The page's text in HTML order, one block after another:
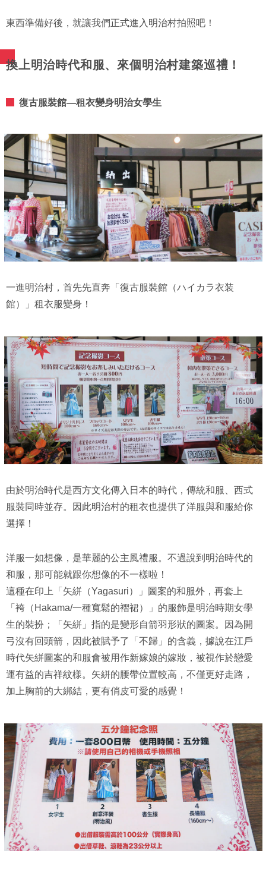
東西準備好後，就讓我們正式進入明治村拍照吧！
換上明治時代和服、來個明治村建築巡禮！
復古服裝館—租衣變身明治女學生
一進明治村，首先先直奔「復古服裝館（ハイカラ衣装
館）」租衣服變身！
由於明治時代是西方文化傳入日本的時代，傳統和服、西式
服裝同時並存。因此明治村的租衣也提供了洋服與和服給你
選擇！
洋服一如想像，是華麗的公主風禮服。不過說到明治時代的
和服，那可能就跟你想像的不一樣啦！
這種在印上「矢絣（Yagasuri）」圖案的和服外，再套上
「袴（Hakama/一種寬鬆的褶裙）」的服飾是明治時期女學
生的裝扮；「矢絣」指的是變形自箭羽形狀的圖案。因為開
弓沒有回頭箭，因此被賦予了「不歸」的含義，據說在江戶
時代矢絣圖案的和服會被用作新嫁娘的嫁妝，被視作於戀愛
運有益的吉祥紋樣。矢絣的腰帶位置較高，不僅更好走路，
加上胸前的大綁結，更有俏皮可愛的感覺！